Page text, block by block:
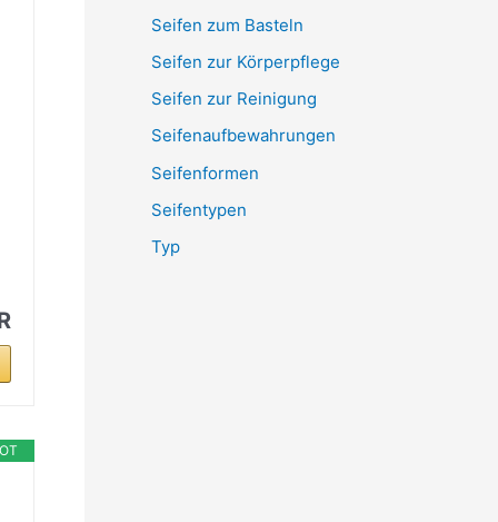
Seifen zum Basteln
Seifen zur Körperpflege
Seifen zur Reinigung
Seifenaufbewahrungen
Seifenformen
Seifentypen
Typ